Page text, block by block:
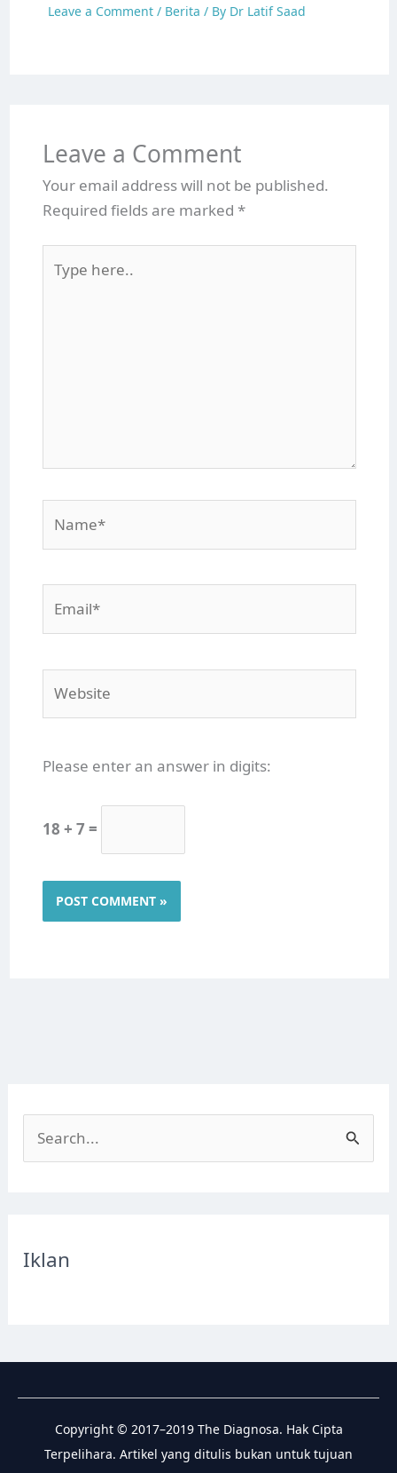
Leave a Comment / Berita / By Dr Latif Saad
Leave a Comment
Your email address will not be published.
Required fields are marked *
here..
Please enter an answer in digits:
18 + 7 =
e
c
:
Iklan
Copyright © 2017–2019 The Diagnosa. Hak Cipta
Terpelihara. Artikel yang ditulis bukan untuk tujuan